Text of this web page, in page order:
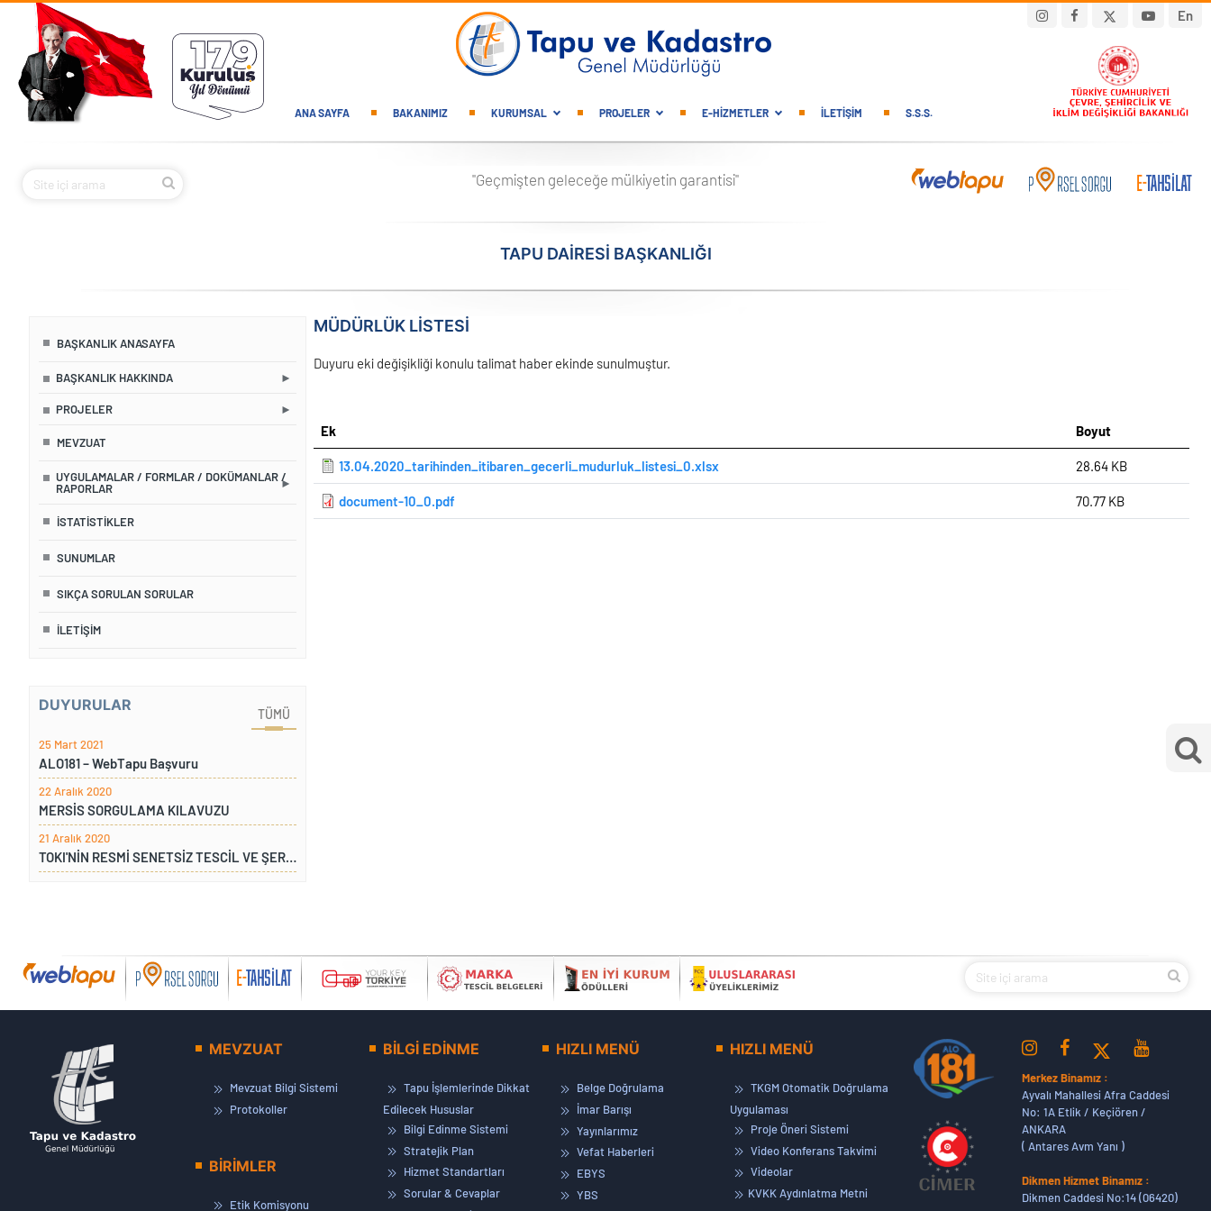
Ana içeriğe atla En
Main navigation
ANA SAYFA BAKANIMIZ KURUMSAL PROJELER E-HİZMETLER İLETIŞIM S.S.S.
"Geçmişten geleceğe mülkiyetin garantisi"
TAPU DAİRESİ BAŞKANLIĞI
BAŞKANLIK ANASAYFA
BAŞKANLIK HAKKINDA
PROJELER
MEVZUAT
UYGULAMALAR / FORMLAR / DOKÜMANLAR /
RAPORLAR
İSTATISTIKLER
SUNUMLAR
SIKÇA SORULAN SORULAR
İLETİŞİM
DUYURULAR
TÜMÜ
25 Mart 2021
ALO181 – WebTapu Başvuru
22 Aralık 2020
MERSİS SORGULAMA KILAVUZU
21 Aralık 2020
TOKI'NİN RESMİ SENETSİZ TESCİL VE ŞERH TALEBİ
MÜDÜRLÜK LİSTESİ
Duyuru eki değişikliği konulu talimat haber ekinde sunulmuştur.
Ek Boyut
13.04.2020_tarihinden_itibaren_gecerli_mudurluk_listesi_0.xlsx 28.64 KB
document-10_0.pdf 70.77 KB
MEVZUAT
Mevzuat Bilgi Sistemi
Protokoller
BİRİMLER
Etik Komisyonu
BİLGİ EDİNME
Tapu İşlemlerinde Dikkat
Edilecek Hususlar
Bilgi Edinme Sistemi
Stratejik Plan
Hizmet Standartları
Sorular & Cevaplar
HIZLI MENÜ
Belge Doğrulama
İmar Barışı
Yayınlarımız
Vefat Haberleri
EBYS
YBS
HIZLI MENÜ
TKGM Otomatik Doğrulama
Uygulaması
Proje Öneri Sistemi
Video Konferans Takvimi
Videolar
KVKK Aydınlatma Metni
Merkez Binamız :
Ayvalı Mahallesi Afra Caddesi
No: 1A Etlik / Keçiören /
ANKARA
( Antares Avm Yanı )
Dikmen Hizmet Binamız :
Dikmen Caddesi No:14 (06420)